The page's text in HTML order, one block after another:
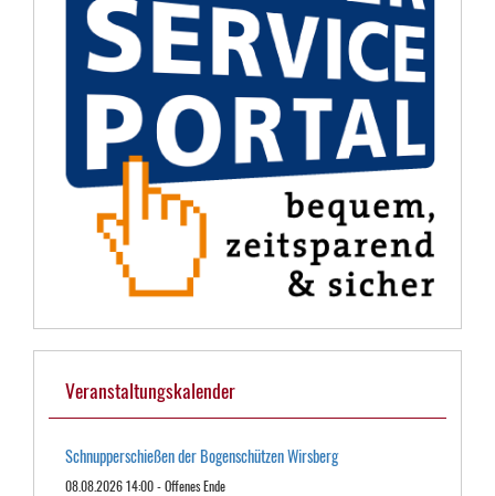
Veranstaltungskalender
Schnupperschießen der Bogenschützen Wirsberg
08.08.2026 14:00 - Offenes Ende